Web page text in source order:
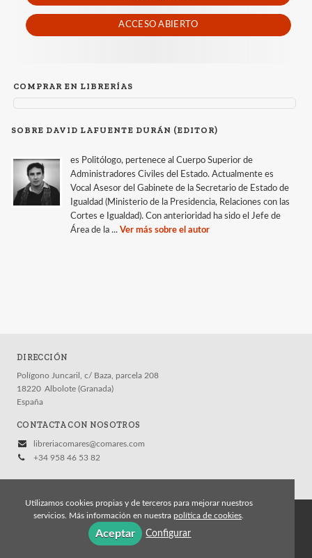
ACCESO ABIERTO
COMPRAR EN LIBRERÍAS
SOBRE DAVID LAFUENTE DURÁN (EDITOR)
es Politólogo, pertenece al Cuerpo Superior de
Administradores Civiles del Estado. Actualmente es
Vocal Asesor del Gabinete de la Secretario de Estado de
Igualdad (Ministerio de la Presidencia, Relaciones con las
Cortes e Igualdad). Con anterioridad ha sido el Jefe de
Área de la ... Ver más sobre el autor
DIRECCIÓN
Polígono Juncaril, c/ Baza, parcela 208
18220 Albolote (Granada)
España
CONTACTA CON NOSOTROS
libreriacomares@comares.com
+34 958 46 53 82
© 2026, Editorial Comares
Política de cookies
Política de privacidad
Utilizamos cookies propias y de terceros para mejorar nuestros
servicios. Más información en nuestra política de cookies
Aceptar Configurar